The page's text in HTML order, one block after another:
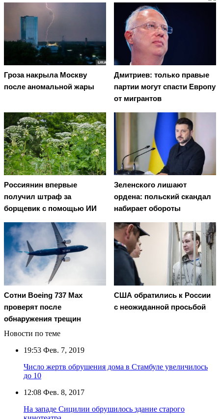
Гроза накрыла Москву
после аномальной жары
Дмитриев: только правые
партии могут спасти Европу
от мигрантов
Россиянин впервые
получил штраф за
борщевик с помощью ИИ
Зеленского лишают
ордена: польский скандал
набирает обороты
Сотни Boeing 737 Max
проверят после
обнаружения трещин
США обратились к России
с неожиданной просьбой
Новости по теме
19:53 Фев. 7, 2019
Число жертв обрушения дома в Стамбуле увеличилось
до 10
12:08 Фев. 8, 2017
На западе Сицилии обрушилось здание старого